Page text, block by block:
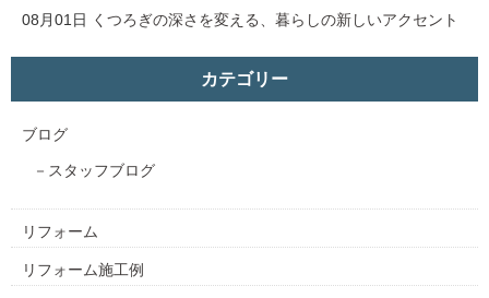
08月01日 くつろぎの深さを変える、暮らしの新しいアクセント
カテゴリー
ブログ
スタッフブログ
リフォーム
リフォーム施工例